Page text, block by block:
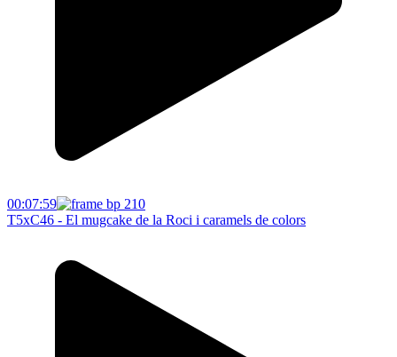
00:07:59
T5xC46 - El mugcake de la Roci i caramels de colors